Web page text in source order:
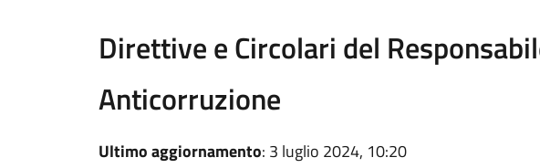
Direttive e Circolari del
Anticorruzione
Ultimo aggiornamento: 3 luglio 2024, 10:20